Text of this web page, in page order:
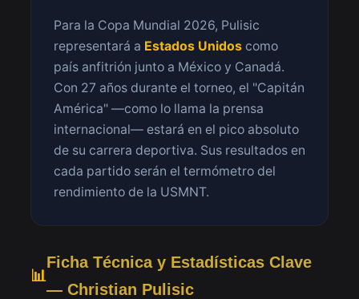
Para la Copa Mundial 2026, Pulisic
representará a Estados Unidos como
país anfitrión junto a México y Canadá.
Con 27 años durante el torneo, el "Capitán
América" —como lo llama la prensa
internacional— estará en el pico absoluto
de su carrera deportiva. Sus resultados en
cada partido serán el termómetro del
rendimiento de la USMNT.
📊
Ficha Técnica y Estadísticas Clave
— Christian Pulisic